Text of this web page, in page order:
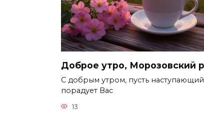
Доброе утро, Морозовский
С добрым утром, пусть
порадует Вас
13